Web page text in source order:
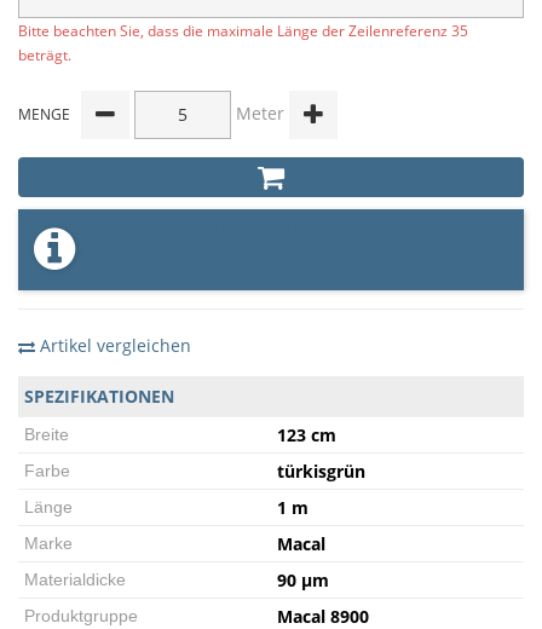
Bitte beachten Sie, dass die maximale Länge der Zeilenreferenz 35
beträgt.
MENGE Meter
Artikel vergleichen
SPEZIFIKATIONEN
Breite 123 cm
Farbe türkisgrün
Länge 1 m
Marke Macal
Materialdicke 90 µm
Produktgruppe Macal 8900